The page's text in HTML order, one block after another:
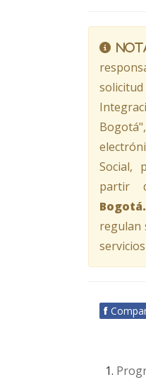
Social,
partir
regulan
f